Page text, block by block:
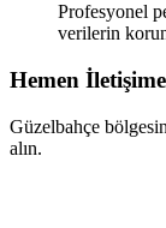
Profesyonel
verilerin
Hemen
Güzelbahçe
alın.